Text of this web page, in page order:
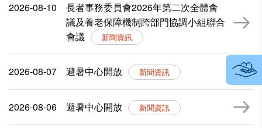
2026-08-10
長者事務委員會2026年第二次全體會
議及養老保障機制跨部門協調小組聯合
會議
新聞資訊
2026-08-07 避暑中心開放 新聞資訊
2026-08-06 避暑中心開放 新聞資訊